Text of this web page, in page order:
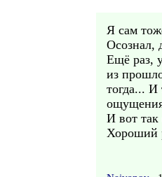
Я сам
Осознал,
Ещё раз,
из
тогда...
И вот
Хороший